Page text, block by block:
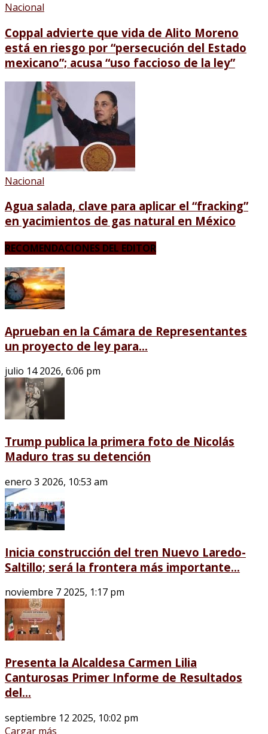
Nacional
Coppal advierte que vida de Alito Moreno
está en riesgo por “persecución del Estado
mexicano”; acusa “uso faccioso de la ley”
Nacional
Agua salada, clave para aplicar el “fracking”
en yacimientos de gas natural en México
RECOMENDACIONES DEL EDITOR
Aprueban en la Cámara de Representantes
un proyecto de ley para...
julio 14 2026, 6:06 pm
Trump publica la primera foto de Nicolás
Maduro tras su detención
enero 3 2026, 10:53 am
Inicia construcción del tren Nuevo Laredo-
Saltillo; será la frontera más importante...
noviembre 7 2025, 1:17 pm
Presenta la Alcaldesa Carmen Lilia
Canturosas Primer Informe de Resultados
del...
septiembre 12 2025, 10:02 pm
Cargar más